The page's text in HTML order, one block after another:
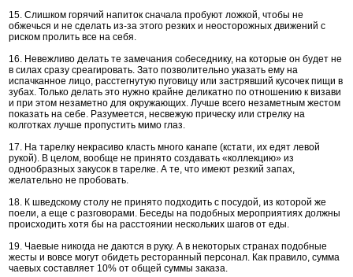
15. Слишком горячий напиток сначала пробуют ложкой, чтобы не
обжечься и не сделать из-за этого резких и неосторожных движений с
риском пролить все на себя.
16. Невежливо делать те замечания собеседнику, на которые он будет не
в силах сразу среагировать. Зато позволительно указать ему на
испачканное лицо, расстегнутую пуговицу или застрявший кусочек пищи в
зубах. Только делать это нужно крайне деликатно по отношению к визави
и при этом незаметно для окружающих. Лучше всего незаметным жестом
показать на себе. Разумеется, несвежую прическу или стрелку на
колготках лучше пропустить мимо глаз.
17. На тарелку некрасиво класть много канапе (кстати, их едят левой
рукой). В целом, вообще не принято создавать «коллекцию» из
однообразных закусок в тарелке. А те, что имеют резкий запах,
желательно не пробовать.
18. К шведскому столу не принято подходить с посудой, из которой же
поели, а еще с разговорами. Беседы на подобных мероприятиях должны
происходить хотя бы на расстоянии нескольких шагов от еды.
19. Чаевые никогда не даются в руку. А в некоторых странах подобные
жесты и вовсе могут обидеть ресторанный персонал. Как правило, сумма
чаевых составляет 10% от общей суммы заказа.